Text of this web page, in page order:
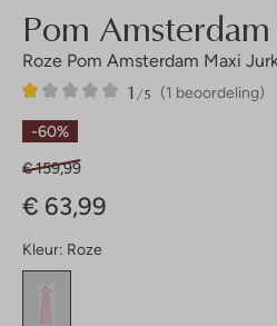
Pom Amsterdam
Roze Pom Amsterdam Maxi
(1 beoordeling)
1 /5
1
1
Ster
-60%
€ 159,99
€ 63,99
Kleur: Roze